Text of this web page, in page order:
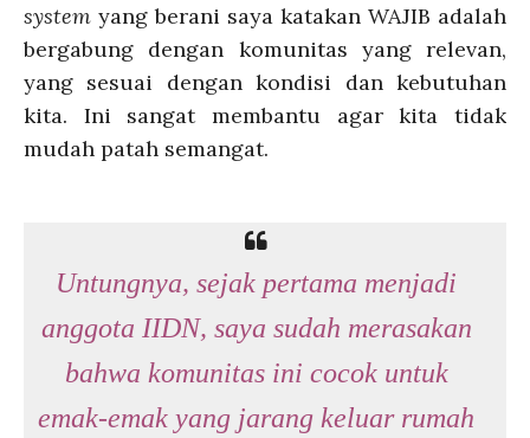
system yang berani saya katakan WAJIB adalah
bergabung dengan komunitas yang relevan,
yang sesuai dengan kondisi dan kebutuhan
kita. Ini sangat membantu agar kita tidak
mudah patah semangat.
Untungnya, sejak pertama menjadi
anggota IIDN, saya sudah merasakan
bahwa komunitas ini cocok untuk
emak-emak yang jarang keluar rumah